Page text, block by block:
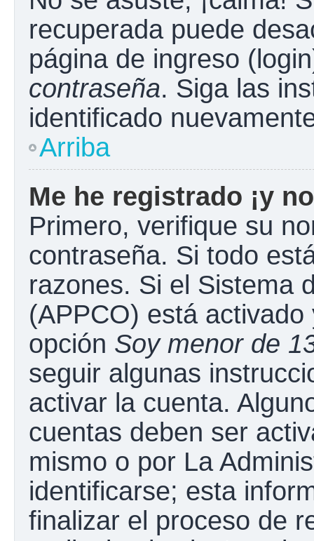
recuperada puede
página de ingreso
contraseña. Siga las
identificado
Arriba
Me he registrado ¡y
Primero, verifique su
contraseña. Si todo
razones. Si el Sistema
(APPCO) está
opción Soy menor de
seguir algunas
activar la cuenta.
cuentas deben ser
mismo o por La
identificarse; esta
finalizar el proceso de